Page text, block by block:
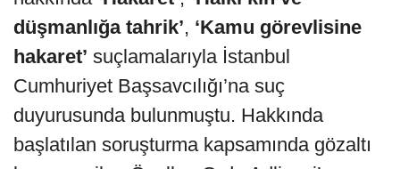
düşmanlığa tahrik’, ‘Kamu görevlisine
hakaret’ suçlamalarıyla İstanbul
Cumhuriyet Başsavcılığı’na suç
duyurusunda bulunmuştu. Hakkında
başlatılan soruşturma kapsamında gözaltı